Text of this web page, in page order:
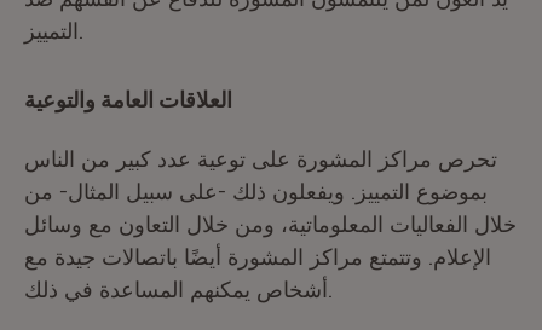
العلاقات العامة والتوعية
تحرص مراكز المشورة على توعية عدد كبير من الناس
بموضوع التمييز. ويفعلون ذلك -على سبيل المثال- من
خلال الفعاليات المعلوماتية، ومن خلال التعاون مع وسائل
الإعلام. وتتمتع مراكز المشورة أيضًا باتصالات جيدة مع